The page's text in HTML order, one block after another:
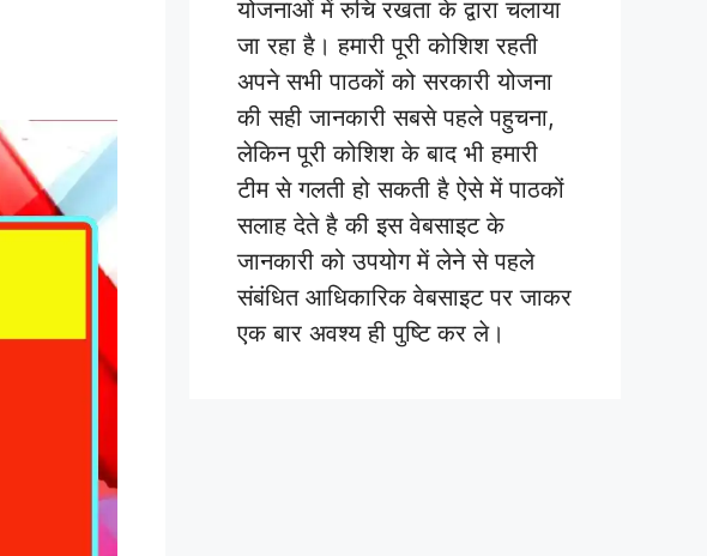
योजनाओं में रुचि रखता के द्वारा चलाया
जा रहा है। हमारी पूरी कोशिश रहती
अपने सभी पाठकों को सरकारी योजना
की सही जानकारी सबसे पहले पहुचना,
लेकिन पूरी कोशिश के बाद भी हमारी
टीम से गलती हो सकती है ऐसे में पाठकों
सलाह देते है की इस वेबसाइट के
जानकारी को उपयोग में लेने से पहले
संबंधित आधिकारिक वेबसाइट पर जाकर
एक बार अवश्य ही पुष्टि कर ले।